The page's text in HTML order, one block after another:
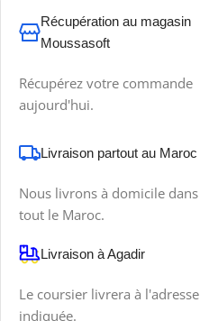
Récupération au magasin
Moussasoft
Récupérez votre commande
aujourd'hui.
Livraison partout au Maroc
Nous livrons à domicile dans
tout le Maroc.
Livraison à Agadir
Le coursier livrera à l'adresse
indiquée.